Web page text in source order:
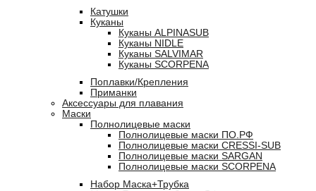
Катушки
Куканы
Куканы ALPINASUB
Куканы NIDLE
Куканы SALVIMAR
Куканы SCORPENA
Поплавки/Крепления
Приманки
Аксессуары для плавания
Маски
Полнолицевые маски
Полнолицевые маски ПО.РФ
Полнолицевые маски CRESSI-SUB
Полнолицевые маски SARGAN
Полнолицевые маски SCORPENA
Набор Маска+Трубка